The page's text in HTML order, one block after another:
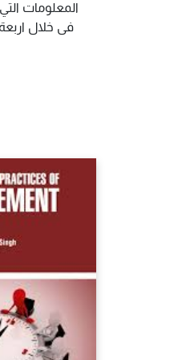
المعلومات
فى خلال